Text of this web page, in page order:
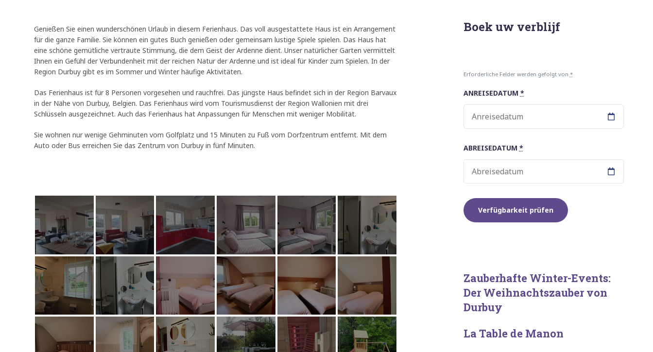
Genießen Sie einen wunderschönen Urlaub in diesem Ferienhaus. Das voll ausgestattete Haus ist ein Arrangement
für die ganze Familie. Sie können ein gutes Buch genießen oder gemeinsam lustige Spiele spielen. Das Haus hat
eine schöne gemütliche vertraute Stimmung, die dem Geist der Ardenne dient. Unser natürlicher Garten vermittelt
Ihnen ein Gefühl der Verbundenheit mit der reichen Natur der Ardenne und ist ideal für Kinder zum Spielen. In der
Region Durbuy gibt es im Sommer und Winter häufige Aktivitäten.
Das Ferienhaus ist für 8 Personen vorgesehen und rauchfrei. Das jüngste Haus befindet sich in der Region Barvaux
in der Nähe von Durbuy, Belgien. Das Ferienhaus wird vom Tourismusdienst der Region Wallonien mit drei
Schlüsseln ausgezeichnet. Auch das Ferienhaus hat Anpassungen für Menschen mit weniger Mobilität.
Sie wohnen nur wenige Gehminuten vom Golfplatz und 15 Minuten zu Fuß vom Dorfzentrum entfernt. Mit dem
Auto oder Bus erreichen Sie das Zentrum von Durbuy in fünf Minuten.
Boek uw verblijf
Erforderliche Felder werden gefolgt von *
ANREISEDATUM *
ABREISEDATUM *
Zauberhafte Winter-Events:
Der Weihnachtszauber von
Durbuy
La Table de Manon